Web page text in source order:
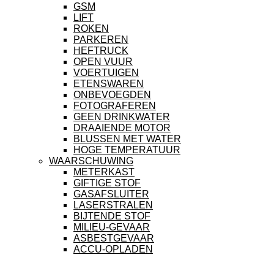
GSM
LIFT
ROKEN
PARKEREN
HEFTRUCK
OPEN VUUR
VOERTUIGEN
ETENSWAREN
ONBEVOEGDEN
FOTOGRAFEREN
GEEN DRINKWATER
DRAAIENDE MOTOR
BLUSSEN MET WATER
HOGE TEMPERATUUR
WAARSCHUWING
METERKAST
GIFTIGE STOF
GASAFSLUITER
LASERSTRALEN
BIJTENDE STOF
MILIEU-GEVAAR
ASBESTGEVAAR
ACCU-OPLADEN